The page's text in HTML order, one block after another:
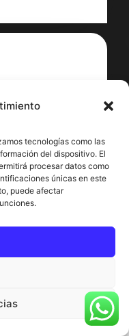
tecnologías como las
del dispositivo. El
procesar datos como
únicas en este
puede afectar